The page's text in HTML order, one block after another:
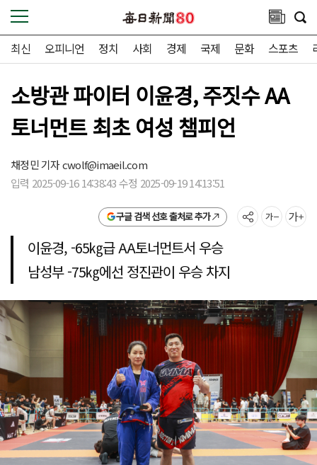
최신 오피니언 정치 사회 경제 국제 문화 스포츠
소방관 파이터 이윤경, 주짓수 AA
토너먼트 최초 여성 챔피언
채정민 기자cwolf@imaeil.com
입력 2025-09-16 14:38:43 수정 2025-09-19 14:13:51
구글 검색 선호 출처로 추가
이윤경, -65㎏급 AA토너먼트서 우승
남성부 -75㎏에선 정진관이 우승 차지